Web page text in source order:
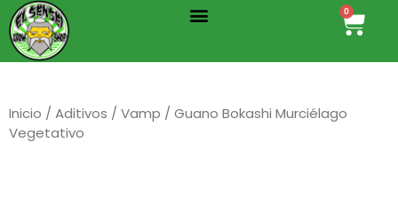
al
contenido
Menu 0
Cart
Inicio / Aditivos / Vamp / Guano Bokashi Murciélago
Vegetativo